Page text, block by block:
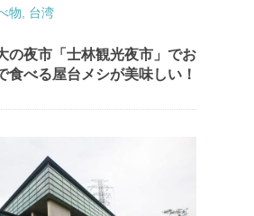
物 台湾
の夜市「士林観光夜市」でお
食べる屋台メシが美味しい！